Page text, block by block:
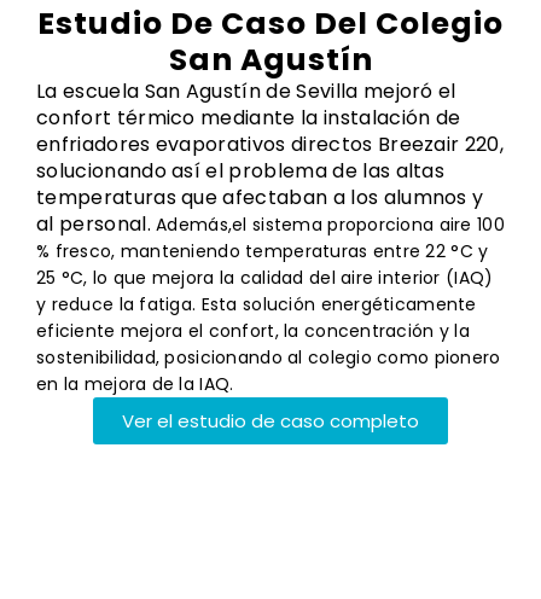
Estudio De Caso Del Colegio
San Agustín
La escuela San Agustín de Sevilla mejoró el
confort térmico mediante la instalación de
enfriadores evaporativos directos Breezair 220,
solucionando así el problema de las altas
temperaturas que afectaban a los alumnos y
al personal.Además,el sistema proporciona aire 100
% fresco, manteniendo temperaturas entre 22 °C y
25 °C, lo que mejora la calidad del aire interior (IAQ)
y reduce la fatiga. Esta solución energéticamente
eficiente mejora el confort, la concentración y la
sostenibilidad, posicionando al colegio como pionero
en la mejora de la IAQ.
Ver el estudio de caso completo